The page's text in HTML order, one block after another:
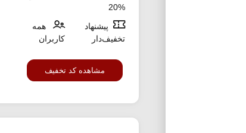
%20
پیشنهاد
تخفیف‌دار
همه
کاربران
مشاهده کد تخفیف